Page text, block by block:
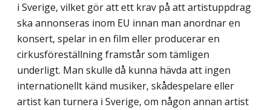
i Sverige, vilket gör att ett krav på att artistuppdrag
ska annonseras inom EU innan man anordnar en
konsert, spelar in en film eller producerar en
cirkusföreställning framstår som tämligen
underligt. Man skulle då kunna hävda att ingen
internationellt känd musiker, skådespelare eller
artist kan turnera i Sverige, om någon annan artist